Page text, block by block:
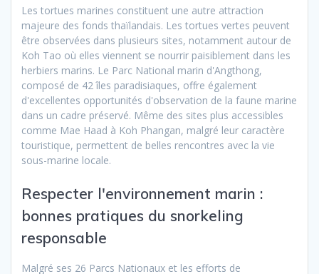
Les tortues marines constituent une autre attraction
majeure des fonds thaïlandais. Les tortues vertes peuvent
être observées dans plusieurs sites, notamment autour de
Koh Tao où elles viennent se nourrir paisiblement dans les
herbiers marins. Le Parc National marin d'Angthong,
composé de 42 îles paradisiaques, offre également
d'excellentes opportunités d'observation de la faune marine
dans un cadre préservé. Même des sites plus accessibles
comme Mae Haad à Koh Phangan, malgré leur caractère
touristique, permettent de belles rencontres avec la vie
sous-marine locale.
Respecter l'environnement marin :
bonnes pratiques du snorkeling
responsable
Malgré ses 26 Parcs Nationaux et les efforts de